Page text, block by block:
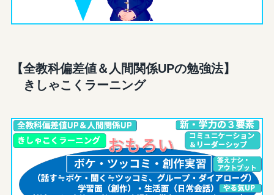
【全教科偏差値＆人間関係UPの勉強法】
きしゃこくラーニング